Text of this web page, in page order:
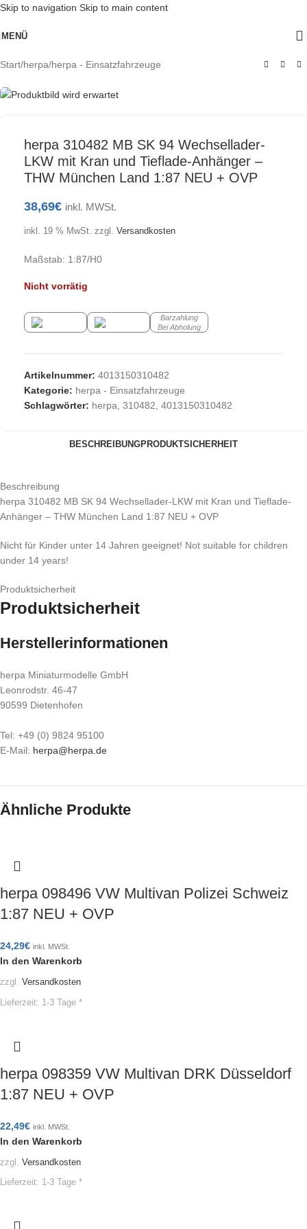
Skip to navigation Skip to main content
MENÜ
Start/herpa/herpa - Einsatzfahrzeuge
Ausverkauft
herpa 310482 MB SK 94 Wechsellader-
LKW mit Kran und Tieflade-Anhänger –
THW München Land 1:87 NEU + OVP
38,69€ inkl. MWSt.
inkl. 19 % MwSt. zzgl. Versandkosten
Maßstab: 1:87/H0
Nicht vorrätig
Barzahlung
Bei Abholung
Artikelnummer: 4013150310482
Kategorie: herpa - Einsatzfahrzeuge
Schlagwörter: herpa, 310482, 4013150310482
BESCHREIBUNGPRODUKTSICHERHEIT
Beschreibung
herpa 310482 MB SK 94 Wechsellader-LKW mit Kran und Tieflade-
Anhänger – THW München Land 1:87 NEU + OVP
Nicht für Kinder unter 14 Jahren geeignet! Not suitable for children
under 14 years!
Produktsicherheit
Produktsicherheit
Herstellerinformationen
herpa Miniaturmodelle GmbH
Leonrodstr. 46-47
90599 Dietenhofen
Tel: +49 (0) 9824 95100
E-Mail: herpa@herpa.de
Ähnliche Produkte
herpa 098496 VW Multivan Polizei Schweiz
1:87 NEU + OVP
24,29€ inkl. MWSt.
In den Warenkorb
zzgl. Versandkosten
Lieferzeit: 1-3 Tage *
herpa 098359 VW Multivan DRK Düsseldorf
1:87 NEU + OVP
22,49€ inkl. MWSt.
In den Warenkorb
zzgl. Versandkosten
Lieferzeit: 1-3 Tage *